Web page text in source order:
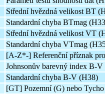
Střední hvězdná velikost BT
Standardní chyba BTmag
Střední hvězdná velikost VT
Standardní chyba VTmag
[A-Z*-] Referenční příznak
Johnsonův barevný index B-
Standardní chyba B-V (H38)
[GT] Pozemní (G) nebo